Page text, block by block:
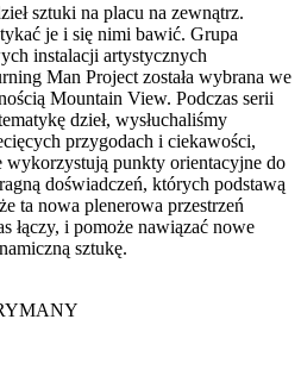
sztuki na placu na zewnątrz.
je i się nimi bawić. Grupa
instalacji artystycznych
Man Project została wybrana we
Mountain View. Podczas serii
dzieł, wysłuchaliśmy
przygodach i ciekawości,
punkty orientacyjne do
doświadczeń, których podstawą
ta nowa plenerowa przestrzeń
łączy, i pomoże nawiązać nowe
sztukę.